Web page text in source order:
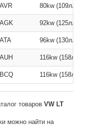
AVR 80kw (109л/с )
AGK 92kw (125л/с )
ATA 96kw (130л/с )
AUH 116kw (158л/с )
BCQ 116kw (158л/с )
товаров VW LT
можно найти на